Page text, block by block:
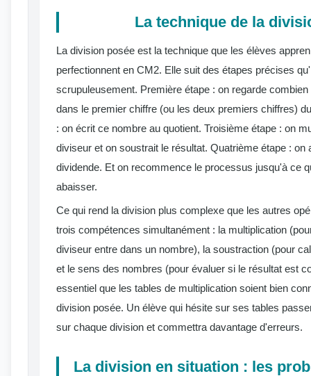
La technique de la
La division posée est la technique que les élèves
perfectionnent en CM2. Elle suit des étapes précises
scrupuleusement. Première étape : on regarde
dans le premier chiffre (ou les deux premiers chiffres)
: on écrit ce nombre au quotient. Troisième étape : on
diviseur et on soustrait le résultat. Quatrième étape : on
dividende. Et on recommence le processus jusqu'à ce
abaisser.
Ce qui rend la division plus complexe que les autres
trois compétences simultanément : la multiplication
diviseur entre dans un nombre), la soustraction (pour
et le sens des nombres (pour évaluer si le résultat est
essentiel que les tables de multiplication soient bien
division posée. Un élève qui hésite sur ses tables
sur chaque division et commettra davantage d'erreurs.
La division en situation : les